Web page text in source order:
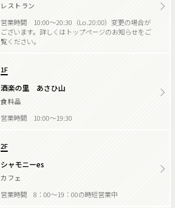
レストラン
営業時間 10:00～20:30（Lo.20:00）変更の場合が
ございます。詳しくはトップページのお知らせをご
覧ください。
1F
酒楽の里 あさひ山
食料品
営業時間 10:00～19:30
2F
シャモニーes
カフェ
営業時間 8：00～19：00の時短営業中